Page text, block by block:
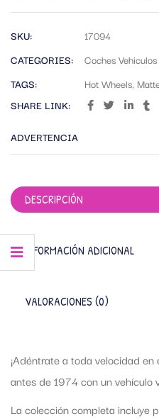
SKU:
17094
CATEGORIES:
Coches
TAGS:
Hot Wheels,
SHARE LINK:
ADVERTENCIA
DESCRIPCIÓN
INFORMACIÓN ADICIONAL
VALORACIONES (0)
¡Adéntrate a toda velocidad
antes de 1974 con un vehículo
La colección completa incluye